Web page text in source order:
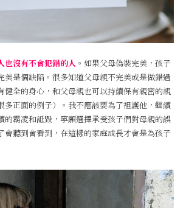
也沒有不會犯錯的人 。如果父母偽裝完美，孩子
美是個缺陷。很多知道父母親不完美或是做錯過
健全的身心，和父母親也可以持續保有親密的親
多正面的例子）。我不應該要為了袒護他，繼續
的霸凌和詆毀，寧願選擇承受孩子們對母親的誤
會聽到會看到，在這樣的家庭成長才會是為孩子